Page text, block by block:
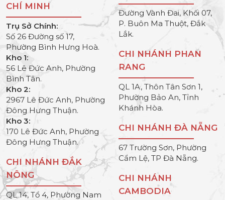
CHÍ MINH
Trụ Sở Chính:
Số 26 Đường số 17,
Phường Bình Hưng Hoà.
Kho 1:
56 Lê Đức Anh, Phường
Bình Tân.
Kho 2:
2967 Lê Đức Anh, Phường
Đông Hưng Thuận.
Kho 3:
170 Lê Đức Anh, Phường
Đông Hưng Thuận.
CHI NHÁNH ĐẮK
NÔNG
QL 14, Tổ 4, Phường Nam
Đường Vành Đai, Khối 07,
P. Buôn Ma Thuột, Đắk
Lắk.
CHI NHÁNH PHAN
RANG
QL 1A, Thôn Tân Sơn 1,
Phường Bảo An, Tỉnh
Khánh Hòa.
CHI NHÁNH ĐÀ NẴNG
67 Trường Sơn, Phường
Cẩm Lệ, TP Đà Nẵng.
CHI NHÁNH
CAMBODIA